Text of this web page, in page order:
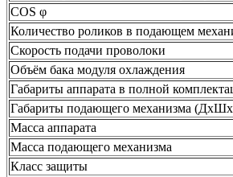
COS φ
Количество роликов в подающем
Скорость подачи проволоки
Объём бака модуля охлаждения
Габариты аппарата в полной
Габариты подающего механизма
Масса аппарата
Масса подающего механизма
Класс защиты